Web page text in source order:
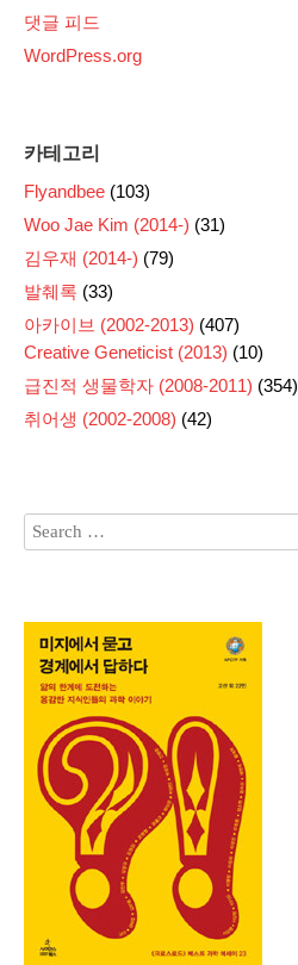
댓글 피드
WordPress.org
카테고리
Flyandbee (103)
Woo Jae Kim (2014-) (31)
김우재 (2014-) (79)
발췌록 (33)
아카이브 (2002-2013) (407)
Creative Geneticist (2013) (10)
급진적 생물학자 (2008-2011) (354)
취어생 (2002-2008) (42)